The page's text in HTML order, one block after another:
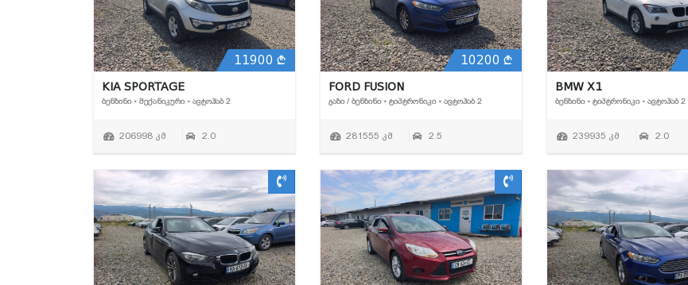
11900
KIA SPORTAGE
ᲑᲔᲜᲖᲘᲜᲘ • ᲛᲔᲥᲐᲜᲘᲙᲣᲠᲘ • ᲐᲕᲢᲝᲰᲐᲑ 2
206998 კმ 2.0
10200
FORD FUSION
ᲒᲐᲖᲘ / ᲑᲔᲜᲖᲘᲜᲘ • ᲢᲘᲞᲢᲠᲝᲜᲘᲙᲘ • ᲐᲕᲢᲝᲰᲐᲑ 2
281555 კმ 2.5
BMW X1
ᲑᲔᲜᲖᲘᲜᲘ • ᲢᲘᲞᲢᲠᲝᲜᲘᲙᲘ • ᲐᲕᲢᲝᲰᲐᲑ 2
239935 კმ 2.0